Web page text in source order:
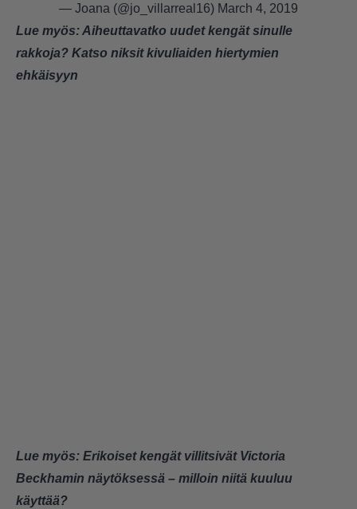
— Joana (@jo_villarreal16) March 4, 2019
Lue myös:Aiheuttavatko uudet kengät sinulle
rakkoja? Katso niksit kivuliaiden hiertymien
ehkäisyyn
Lue myös: Erikoiset kengät villitsivät Victoria
Beckhamin näytöksessä – milloin niitä kuuluu
käyttää?